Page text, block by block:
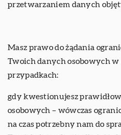
przetwarzaniem danych
Masz prawo do żądania
Twoich danych osobowych w
przypadkach:
gdy kwestionujesz
osobowych – wówczas
na czas potrzebny nam do